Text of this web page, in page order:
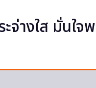
ะจ่างใส มั่นใ